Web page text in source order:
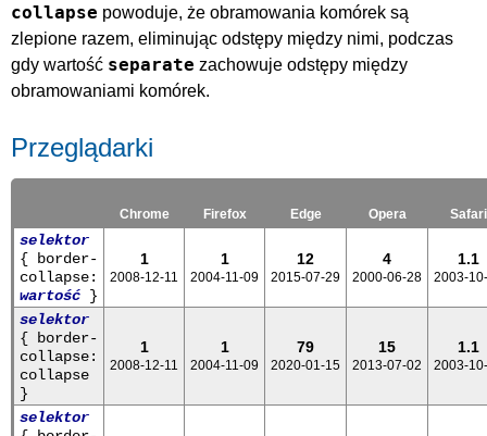
collapse powoduje, że obramowania komórek są
zlepione razem, eliminując odstępy między nimi, podczas
gdy wartość separate zachowuje odstępy między
obramowaniami komórek.
Przeglądarki
Chrome Firefox Edge Opera Safari
selektor
{ border-
collapse:
wartość }
1
2008-12-11
1
2004-11-09
12
2015-07-29
4
2000-06-28
1.1
2003-
selektor
{ border-
collapse:
collapse
}
1
2008-12-11
1
2004-11-09
79
2020-01-15
15
2013-07-02
1.1
2003-
selektor